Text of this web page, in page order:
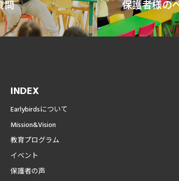
問 保護者様の
INDEX
Earlybirdsについて
Mission&Vision
教育プログラム
イベント
保護者の声